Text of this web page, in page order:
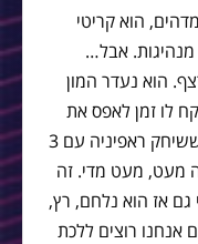
הוא קריטי
מנהיגות. אבל…
הוא נעדר המון
לו זמן לאפס את
הרגל. בשבעת המשחקים האחרונים ששיחק ראפיניה עם 3
מעט, מעט מדי. זה
גם אז הוא נלחם, רץ,
אנחנו רוצים ללכת